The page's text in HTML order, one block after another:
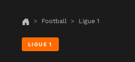
Football Ligue 1
LIGUE 1